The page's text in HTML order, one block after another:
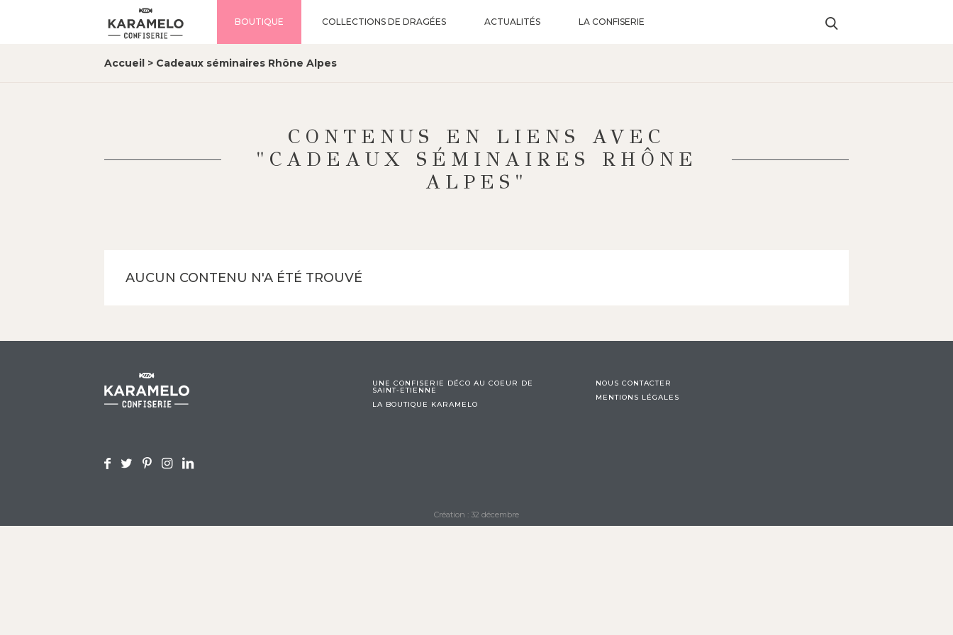
BOUTIQUE COLLECTIONS DE DRAGÉES ACTUALITÉS LA CONFISERIE
Accueil > Cadeaux séminaires Rhône Alpes
CONTENUS EN LIENS AVEC
"CADEAUX SÉMINAIRES RHÔNE
ALPES"
AUCUN CONTENU N'A ÉTÉ TROUVÉ
UNE CONFISERIE DÉCO AU COEUR DE
SAINT-ETIENNE
LA BOUTIQUE KARAMELO
NOUS CONTACTER
MENTIONS LÉGALES
Création : 32 décembre